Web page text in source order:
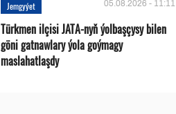
Jemgyýet 05.08.2026 - 11:11
Türkmen ilçisi JATA-nyň ýolbaşçysy bilen
göni gatnawlary ýola goýmagy
maslahatlaşdy